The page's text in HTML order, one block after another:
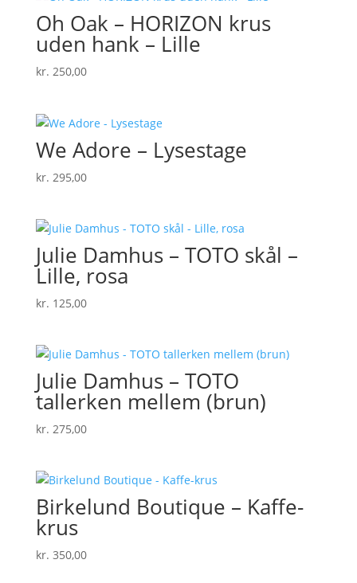
Oh Oak – HORIZON krus
uden hank – Lille
kr. 250,00
We Adore – Lysestage
kr. 295,00
Julie Damhus – TOTO skål –
Lille, rosa
kr. 125,00
Julie Damhus – TOTO
tallerken mellem (brun)
kr. 275,00
Birkelund Boutique – Kaffe-
krus
kr. 350,00